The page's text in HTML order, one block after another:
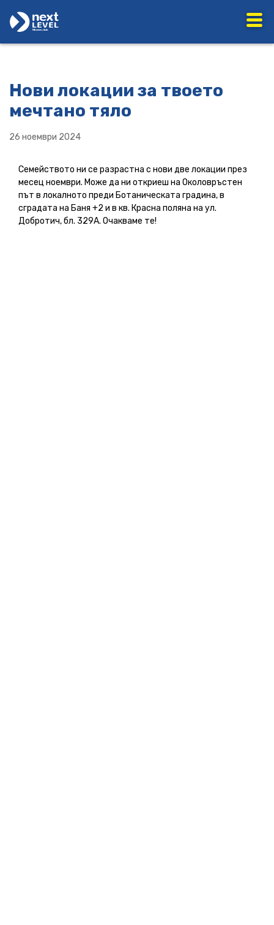
Нови локации за твоето
мечтано тяло
26 ноември 2024
Семейството ни се разрастна с нови две локации през
месец ноември. Може да ни откриеш на Околовръстен
път в локалното преди Ботаническата градина, в
сградата на Баня +2 и в кв. Красна поляна на ул.
Добротич, бл. 329А. Очакваме те!